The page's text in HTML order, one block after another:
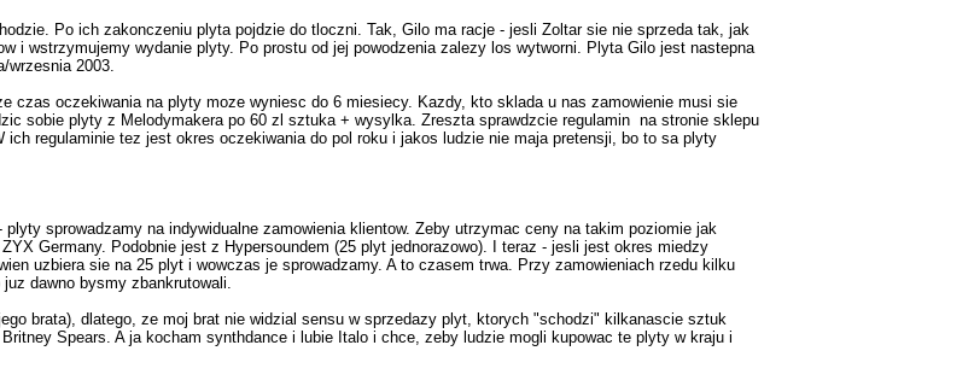
Po ich zakonczeniu plyta pojdzie do tloczni. Tak, Gilo ma racje - jesli Zoltar sie nie sprzeda tak, jak
i wstrzymujemy wydanie plyty. Po prostu od jej powodzenia zalezy los wytworni. Plyta Gilo jest nastepna
2003.
czas oczekiwania na plyty moze wyniesc do 6 miesiecy. Kazdy, kto sklada u nas zamowienie musi sie
sobie plyty z Melodymakera po 60 zl sztuka + wysylka. Zreszta sprawdzcie regulamin na stronie sklepu
regulaminie tez jest okres oczekiwania do pol roku i jakos ludzie nie maja pretensji, bo to sa plyty
sprowadzamy na indywidualne zamowienia klientow. Zeby utrzymac ceny na takim poziomie jak
Germany. Podobnie jest z Hypersoundem (25 plyt jednorazowo). I teraz - jesli jest okres miedzy
uzbiera sie na 25 plyt i wowczas je sprowadzamy. A to czasem trwa. Przy zamowieniach rzedu kilku
dawno bysmy zbankrutowali.
brata), dlatego, ze moj brat nie widzial sensu w sprzedazy plyt, ktorych "schodzi" kilkanascie sztuk
Spears. A ja kocham synthdance i lubie Italo i chce, zeby ludzie mogli kupowac te plyty w kraju i